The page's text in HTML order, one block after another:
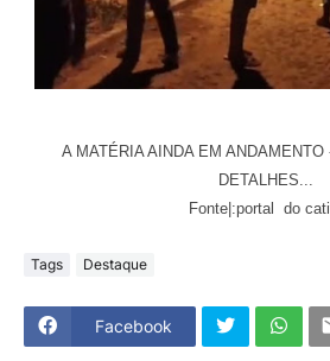
A MATÉRIA AINDA EM
DETALHES...
Fonte|:portal do
Tags Destaque
Facebook